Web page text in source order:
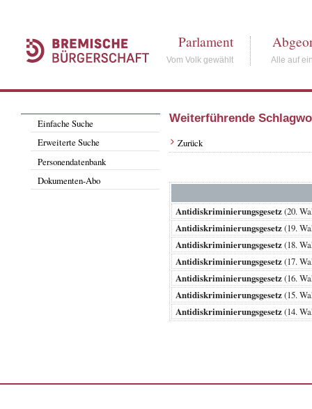
Parlament
Vom Volk gewählt Alle auf
Einfache Suche
Erweiterte Suche
Personendatenbank
Dokumenten-Abo
Weiterführende
Zurück
Antidiskriminierungsgesetz(20.
Antidiskriminierungsgesetz(19.
Antidiskriminierungsgesetz(18.
Antidiskriminierungsgesetz(17.
Antidiskriminierungsgesetz(16.
Antidiskriminierungsgesetz(15.
Antidiskriminierungsgesetz(14.